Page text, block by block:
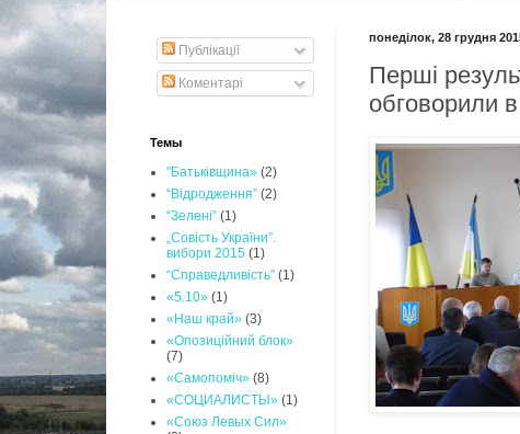
понеділок, 28 грудня
Перші
обговорили
Публікації
Коментарі
Темы
"Батьківщина» (2)
“Відродження” (2)
“Зелені” (1)
„Совість України”.
вибори 2015 (1)
“Справедливість” (1)
«5.10» (1)
«Наш край» (3)
«Опозиційний блок»
(7)
«Самопоміч» (8)
«СОЦИАЛИСТЫ» (1)
«Союз Левых Сил»